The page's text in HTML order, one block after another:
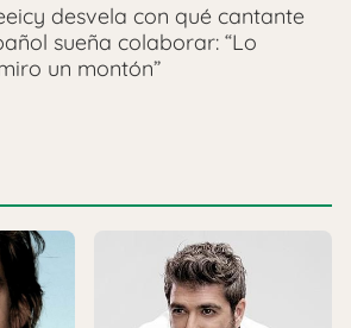
desvela con qué cantante
sueña colaborar: “Lo
un montón”